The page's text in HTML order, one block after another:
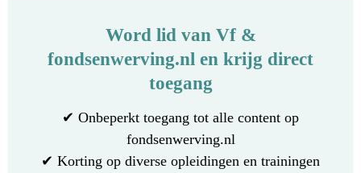
Word lid van Vf &
fondsenwerving.nl en krijg direct
toegang
✔ Onbeperkt toegang tot alle content op
fondsenwerving.nl
✔ Korting op diverse opleidingen en trainingen